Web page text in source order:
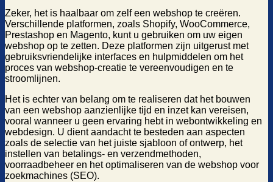
Zeker, het is haalbaar om zelf een webshop te creëren.
Verschillende platformen, zoals Shopify, WooCommerce,
Prestashop en Magento, kunt u gebruiken om uw eigen
webshop op te zetten. Deze platformen zijn uitgerust met
gebruiksvriendelijke interfaces en hulpmiddelen om het
proces van webshop-creatie te vereenvoudigen en te
stroomlijnen.
Het is echter van belang om te realiseren dat het bouwen
van een webshop aanzienlijke tijd en inzet kan vereisen,
vooral wanneer u geen ervaring hebt in webontwikkeling en
webdesign. U dient aandacht te besteden aan aspecten
zoals de selectie van het juiste sjabloon of ontwerp, het
instellen van betalings- en verzendmethoden,
voorraadbeheer en het optimaliseren van de webshop voor
zoekmachines (SEO).